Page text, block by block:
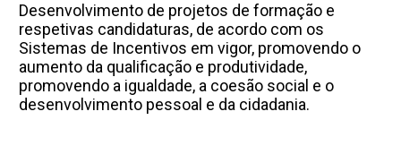
Desenvolvimento de projetos de formação e
respetivas candidaturas, de acordo com os
Sistemas de Incentivos em vigor, promovendo o
aumento da qualificação e produtividade,
promovendo a igualdade, a coesão social e o
desenvolvimento pessoal e da cidadania.